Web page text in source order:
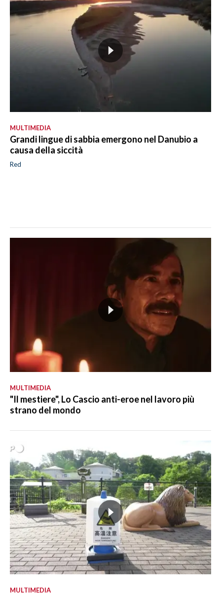
MULTIMEDIA
Grandi lingue di sabbia emergono nel Danubio a
causa della siccità
Red
MULTIMEDIA
"Il mestiere", Lo Cascio anti-eroe nel lavoro più
strano del mondo
MULTIMEDIA